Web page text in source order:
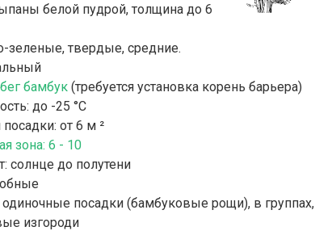
белой пудрой, толщина до 6
зеленые, твердые, средние.
бамбук(требуется установка корень барьера)
до -25 °С
от 6 м ²
зона: 6 - 10
солнце до полутени
посадки (бамбуковые рощи), в группах,
изгороди